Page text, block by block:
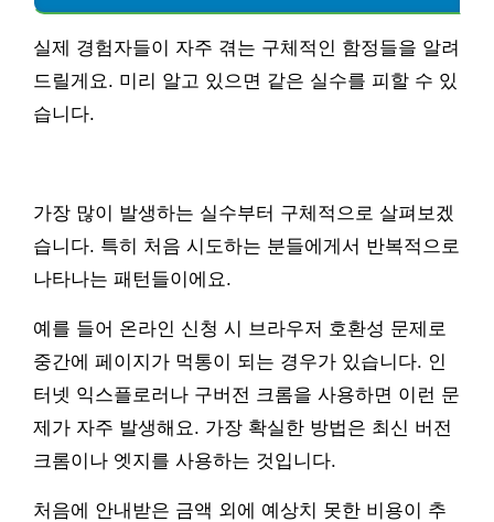
실제 경험자들이 자주 겪는 구체적인 함정들을 알려
드릴게요. 미리 알고 있으면 같은 실수를 피할 수 있
습니다.
가장 많이 발생하는 실수부터 구체적으로 살펴보겠
습니다. 특히 처음 시도하는 분들에게서 반복적으로
나타나는 패턴들이에요.
예를 들어 온라인 신청 시 브라우저 호환성 문제로
중간에 페이지가 먹통이 되는 경우가 있습니다. 인
터넷 익스플로러나 구버전 크롬을 사용하면 이런 문
제가 자주 발생해요. 가장 확실한 방법은 최신 버전
크롬이나 엣지를 사용하는 것입니다.
처음에 안내받은 금액 외에 예상치 못한 비용이 추